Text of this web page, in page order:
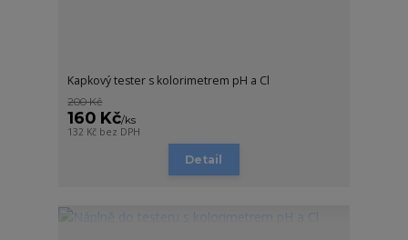
Kapkový tester s kolorimetrem pH a Cl
200 Kč
160 Kč/ks
132 Kč bez DPH
Detail